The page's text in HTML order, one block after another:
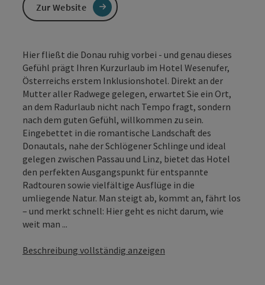
Hier fließt die Donau ruhig vorbei - und genau dieses
Gefühl prägt Ihren Kurzurlaub im Hotel Wesenufer,
Österreichs erstem Inklusionshotel. Direkt an der
Mutter aller Radwege gelegen, erwartet Sie ein Ort,
an dem Radurlaub nicht nach Tempo fragt, sondern
nach dem guten Gefühl, willkommen zu sein.
Eingebettet in die romantische Landschaft des
Donautals, nahe der Schlögener Schlinge und ideal
gelegen zwischen Passau und Linz, bietet das Hotel
den perfekten Ausgangspunkt für entspannte
Radtouren sowie vielfältige Ausflüge in die
umliegende Natur. Man steigt ab, kommt an, fährt los
– und merkt schnell: Hier geht es nicht darum, wie
weit man ...
Beschreibung vollständig anzeigen
Zur Website